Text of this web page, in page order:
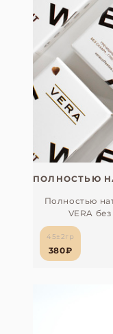
Полностью
VERA
45±2гр
380₽